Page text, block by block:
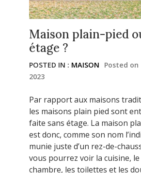
Maison plain-pied
étage ?
POSTED IN : MAISON Posted on
2023
Par rapport aux maisons
les maisons plain pied sont
faite sans étage. La maison
est donc, comme son nom
munie juste d’un rez-de-
vous pourrez voir la cuisine, le
chambre, les toilettes et les